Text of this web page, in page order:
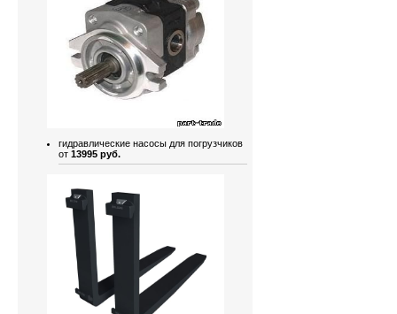
гидравлические насосы для погрузчиков
от 13995 руб.